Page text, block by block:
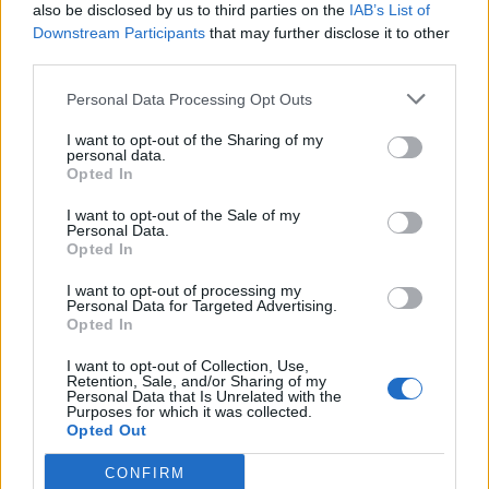
also be disclosed by us to third parties on the IAB’s List of
Downstream Participants that may further disclose it to other
Personal Data Processing Opt Outs
I want to opt-out of the Sharing of my
personal data.
Opted In
I want to opt-out of the Sale of my
Personal Data.
Opted In
I want to opt-out of processing my
Personal Data for Targeted Advertising.
Opted In
I want to opt-out of Collection, Use,
Retention, Sale, and/or Sharing of my
Personal Data that Is Unrelated with the
Purposes for which it was collected.
Opted Out
CONFIRM
Ακολουθήστε το Pink.gr στοGoogle Newsκαι
μάθετε πρώτοιτα πιο hot νέα.
Ακολουθήστε το Pink.gr και στο